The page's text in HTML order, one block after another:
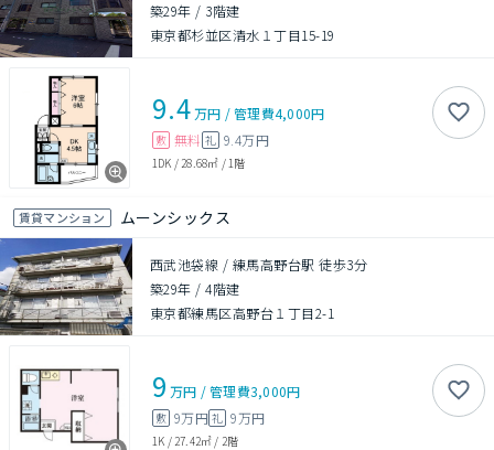
築29年 / 3階建
東京都杉並区清水１丁目15-19
9.4万円 /管理費4,000円
敷 無料 礼 9.4万円
1DK / 28.68㎡ / 1階
賃貸マンション ムーンシックス
西武池袋線 / 練馬高野台駅 徒歩3分
築29年 /4階建
東京都練馬区高野台１丁目2-1
9 万円 /管理費3,000円
敷 9万円礼 9万円
1K / 27.42㎡ / 2階